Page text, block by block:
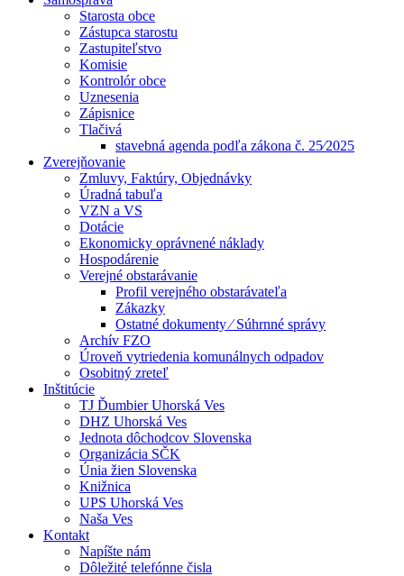
Starosta obce
Zástupca starostu
Zastupiteľstvo
Komisie
Kontrolór obce
Uznesenia
Zápisnice
Tlačivá
stavebná agenda podľa zákona č. 25⁄2025
Zverejňovanie
Zmluvy, Faktúry, Objednávky
Úradná tabuľa
VZN a VS
Dotácie
Ekonomicky oprávnené náklady
Hospodárenie
Verejné obstarávanie
Profil verejného obstarávateľa
Zákazky
Ostatné dokumenty ⁄ Súhrnné správy
Archív FZO
Úroveň vytriedenia komunálnych odpadov
Osobitný zreteľ
Inštitúcie
TJ Ďumbier Uhorská Ves
DHZ Uhorská Ves
Jednota dôchodcov Slovenska
Organizácia SČK
Únia žien Slovenska
Knižnica
UPS Uhorská Ves
Naša Ves
Kontakt
Napíšte nám
Dôležité telefónne čisla